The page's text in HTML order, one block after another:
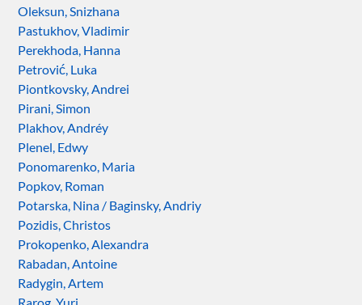
Oleksun, Snizhana
Pastukhov, Vladimir
Perekhoda, Hanna
Petrović, Luka
Piontkovsky, Andrei
Pirani, Simon
Plakhov, Andréy
Plenel, Edwy
Ponomarenko, Maria
Popkov, Roman
Potarska, Nina / Baginsky, Andriy
Pozidis, Christos
Prokopenko, Alexandra
Rabadan, Antoine
Radygin, Artem